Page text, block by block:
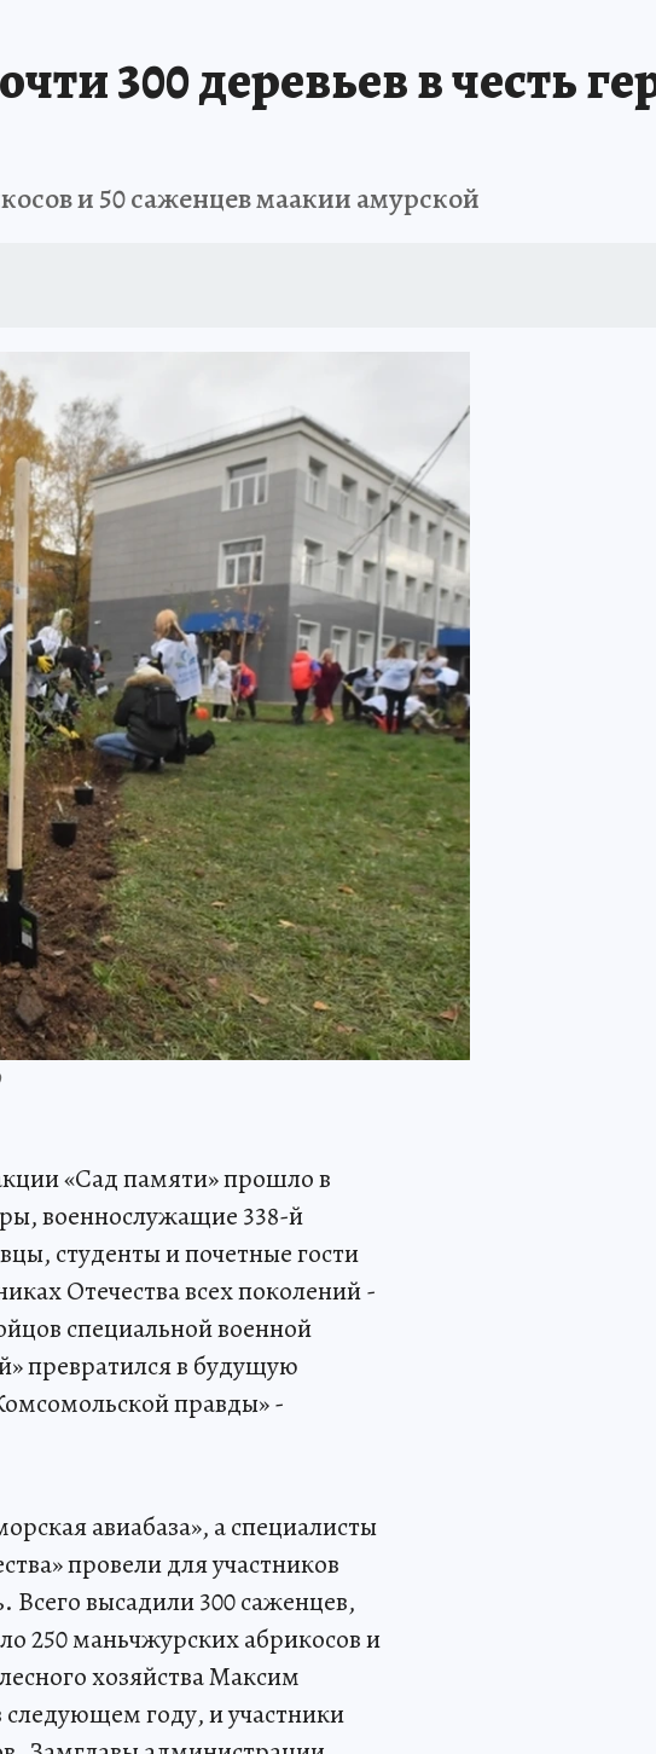
МОЙ ЛЮБИМЫЙ УЧИТЕЛЬ – 2024 ИСПЫТАНО НА СЕБЕ
300 деревьев в честь
и 50 саженцев маакии амурской
«Сад памяти» прошло в
военнослужащие 338-й
студенты и почетные гости
Отечества всех поколений -
специальной военной
превратился в будущую
правды» -
авиабаза», а специалисты
провели для участников
высадили 300 саженцев,
250 маньчжурских абрикосов и
хозяйства Максим
следующем году, и участники